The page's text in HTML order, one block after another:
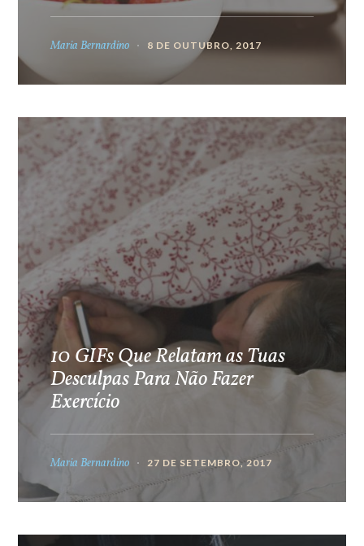
Maria Bernardino 8 DE OUTUBRO, 2017
10 GIFs Que Relatam as Tuas
Desculpas Para Não Fazer
Exercício
Maria Bernardino 27 DE SETEMBRO, 2017